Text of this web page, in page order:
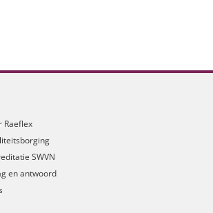
Raeflex
SWVN
en antwoord